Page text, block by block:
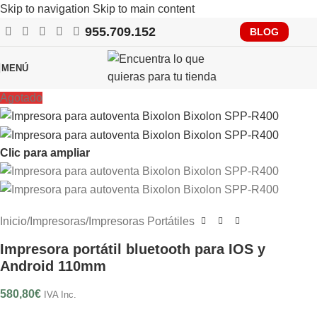
Skip to navigation Skip to main content
RECUERDA QUE PRONTO TENDRÁS QUE CUMPLIR CON
VERIFACTU, CONSÚLTANOS
955.709.152 BLOG
MENÚ
Agotado
Clic para ampliar
Inicio/Impresoras/Impresoras Portátiles
Impresora portátil bluetooth para IOS y
Android 110mm
580,80€ IVA Inc.